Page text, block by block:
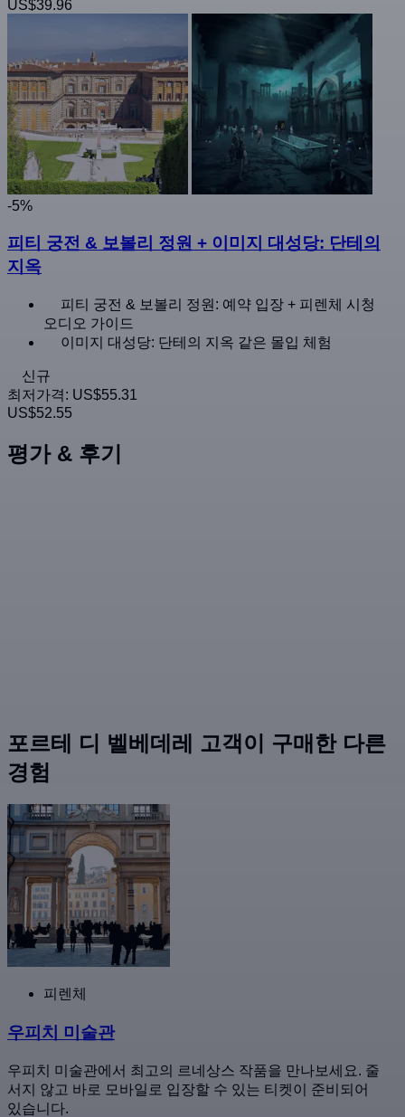
US$39.96
-5%
피티 궁전 & 보볼리 정원 + 이미지 대성당: 단테의
지옥
피티 궁전 & 보볼리 정원: 예약 입장 + 피렌체 시청
오디오 가이드
이미지 대성당: 단테의 지옥 같은 몰입 체험
신규
최저가격: US$55.31
US$52.55
평가 & 후기
포르테 디 벨베데레 고객이 구매한 다른
경험
피렌체
우피치 미술관
우피치 미술관에서 최고의 르네상스 작품을 만나보세요. 줄
서지 않고 바로 모바일로 입장할 수 있는 티켓이 준비되어
있습니다.